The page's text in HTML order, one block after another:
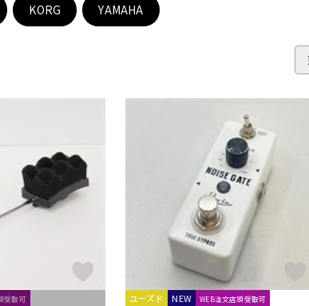
KORG YAMAHA
受取可 ユーズド NEW WEB注文店頭受取可